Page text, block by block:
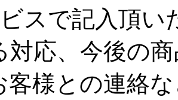
スで記入頂い
対応、今後の
客様との連絡